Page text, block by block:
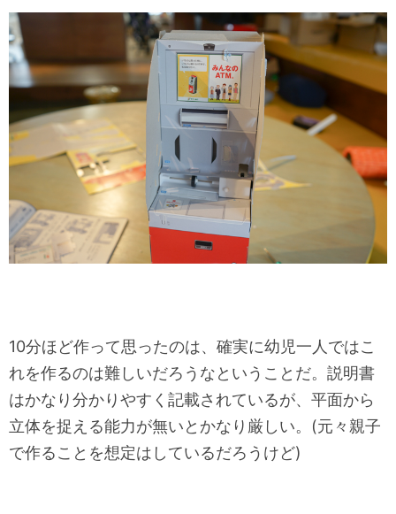
10分ほど作って思ったのは、確実に幼児一人ではこ
れを作るのは難しいだろうなということだ。説明書
はかなり分かりやすく記載されているが、平面から
立体を捉える能力が無いとかなり厳しい。(元々親子
で作ることを想定はしているだろうけど)